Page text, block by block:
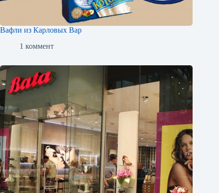
Вафли из Карловых Вар
1 коммент